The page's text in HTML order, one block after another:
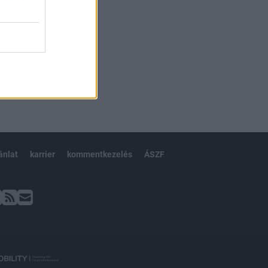
karrier kommentkezelés ÁSZF